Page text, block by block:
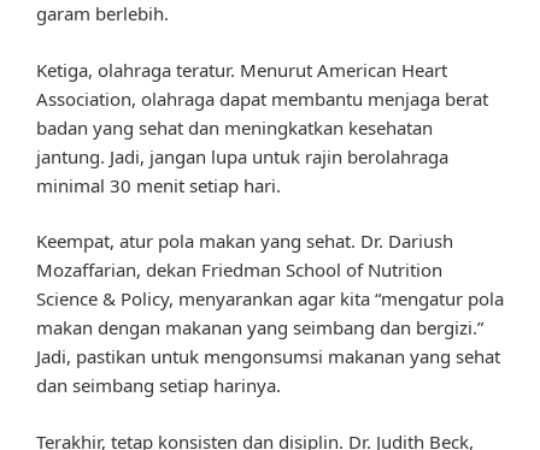
garam berlebih.
Ketiga, olahraga teratur. Menurut American Heart
Association, olahraga dapat membantu menjaga berat
badan yang sehat dan meningkatkan kesehatan
jantung. Jadi, jangan lupa untuk rajin berolahraga
minimal 30 menit setiap hari.
Keempat, atur pola makan yang sehat. Dr. Dariush
Mozaffarian, dekan Friedman School of Nutrition
Science & Policy, menyarankan agar kita “mengatur pola
makan dengan makanan yang seimbang dan bergizi.”
Jadi, pastikan untuk mengonsumsi makanan yang sehat
dan seimbang setiap harinya.
Terakhir, tetap konsisten dan disiplin. Dr. Judith Beck,